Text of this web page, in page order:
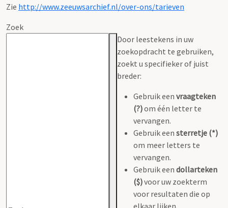
Zie http://www.zeeuwsarchief.nl/over-ons/tarieven
Zoek
Door leestekens in uw
zoekopdracht te gebruiken,
zoekt u specifieker of juist
breder:
Gebruik een vraagteken
(?)om één letter te
vervangen.
Gebruik een sterretje (*)
om meer letters te
vervangen.
Gebruik een dollarteken
($)voor uw zoekterm
voor resultaten die op
elkaar lijken.